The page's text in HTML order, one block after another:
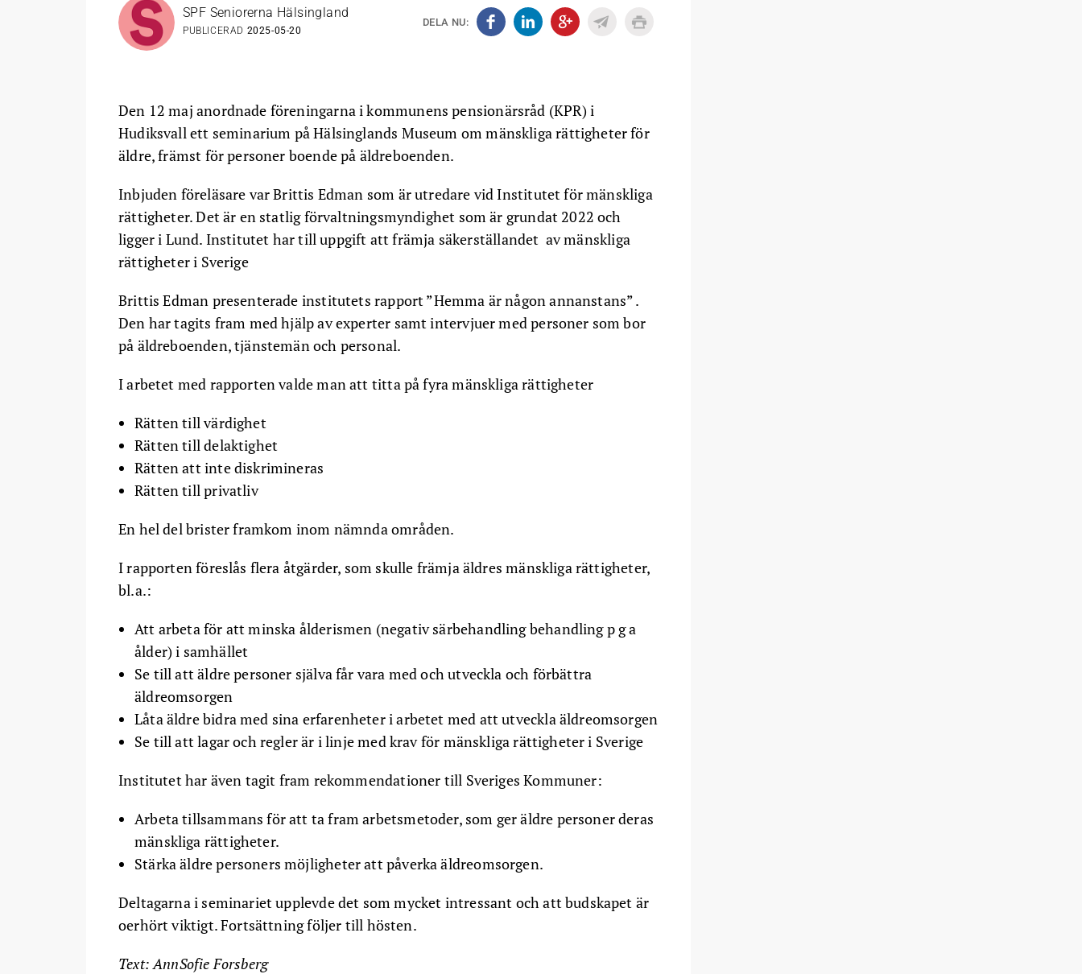
SPF Seniorerna Hälsingland
PUBLICERAD 2025-05-20
DELA NU:
Den 12 maj anordnade föreningarna i kommunens pensionärsråd (KPR) i
Hudiksvall ett seminarium på Hälsinglands Museum om mänskliga rättigheter för
äldre, främst för personer boende på äldreboenden.
Inbjuden föreläsare var Brittis Edman som är utredare vid Institutet för mänskliga
rättigheter. Det är en statlig förvaltningsmyndighet som är grundat 2022 och
ligger i Lund. Institutet har till uppgift att främja säkerställandet av mänskliga
rättigheter i Sverige
Brittis Edman presenterade institutets rapport ”Hemma är någon annanstans” .
Den har tagits fram med hjälp av experter samt intervjuer med personer som bor
på äldreboenden, tjänstemän och personal.
I arbetet med rapporten valde man att titta på fyra mänskliga rättigheter
Rätten till värdighet
Rätten till delaktighet
Rätten att inte diskrimineras
Rätten till privatliv
En hel del brister framkom inom nämnda områden.
I rapporten föreslås flera åtgärder, som skulle främja äldres mänskliga rättigheter,
bl.a.:
Att arbeta för att minska ålderismen (negativ särbehandling behandling p g a
ålder) i samhället
Se till att äldre personer själva får vara med och utveckla och förbättra
äldreomsorgen
Låta äldre bidra med sina erfarenheter i arbetet med att utveckla äldreomsorgen
Se till att lagar och regler är i linje med krav för mänskliga rättigheter i Sverige
Institutet har även tagit fram rekommendationer till Sveriges Kommuner:
Arbeta tillsammans för att ta fram arbetsmetoder, som ger äldre personer deras
mänskliga rättigheter.
Stärka äldre personers möjligheter att påverka äldreomsorgen.
Deltagarna i seminariet upplevde det som mycket intressant och att budskapet är
oerhört viktigt. Fortsättning följer till hösten.
Text: AnnSofie Forsberg